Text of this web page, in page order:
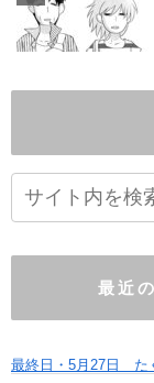
最近
最終日・5月27日 た